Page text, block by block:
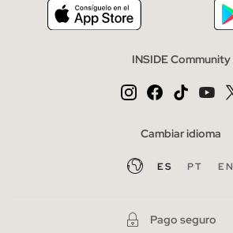
INSIDE Community
Cambiar idioma
ES PT EN
Pago seguro